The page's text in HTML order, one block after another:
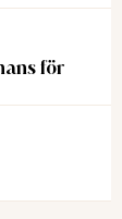
för